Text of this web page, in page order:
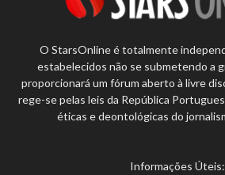
O StarsOnline é totalmente
estabelecidos não se submetendo a
proporcionará um fórum aberto à livre
rege-se pelas leis da República
éticas e deontológicas do
Informações Úteis: